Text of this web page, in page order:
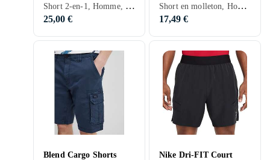
Shorts (Homme)
Short 2-en-1, Homme, S, M, L, XL, XS
25,00 €
Short en molleton, Homme, Fotboll, Golf, S, M, L, XL, XXL, XS, Noir, Blanc, Bleu
17,49 €
Blend Cargo Shorts
Nike Dri-FIT Court